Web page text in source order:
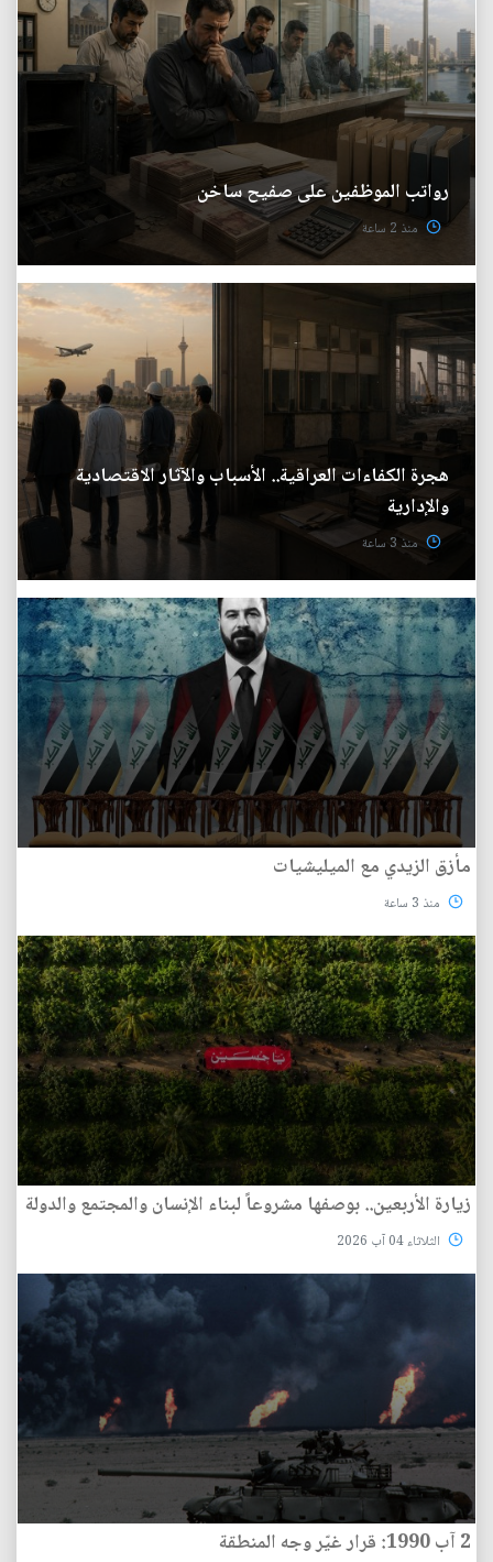
رواتب الموظفين على صفيح ساخن
منذ 2 ساعة
هجرة الكفاءات العراقية.. الأسباب والآثار الاقتصادية
والإدارية
منذ 3 ساعة
مأزق الزيدي مع الميليشيات
منذ 3 ساعة
زيارة الأربعين.. بوصفها مشروعاً لبناء الإنسان والمجتمع والدولة
الثلاثاء 04 آب 2026
2 آب 1990: قرار غيّر وجه المنطقة